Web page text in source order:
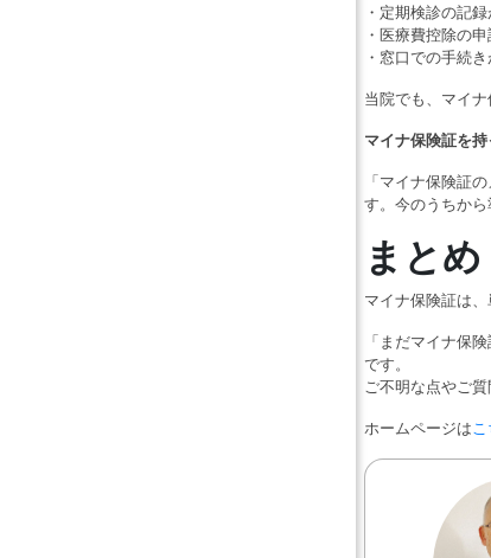
・定期検診の記
・医療費控除の
・窓口での手続
当院でも、マイ
マイナ保険証を
「マイナ保険証
す。今のうちから
まと
マイナ保険証は
「まだマイナ保
です。
ご不明な点やご
ホームページはこ